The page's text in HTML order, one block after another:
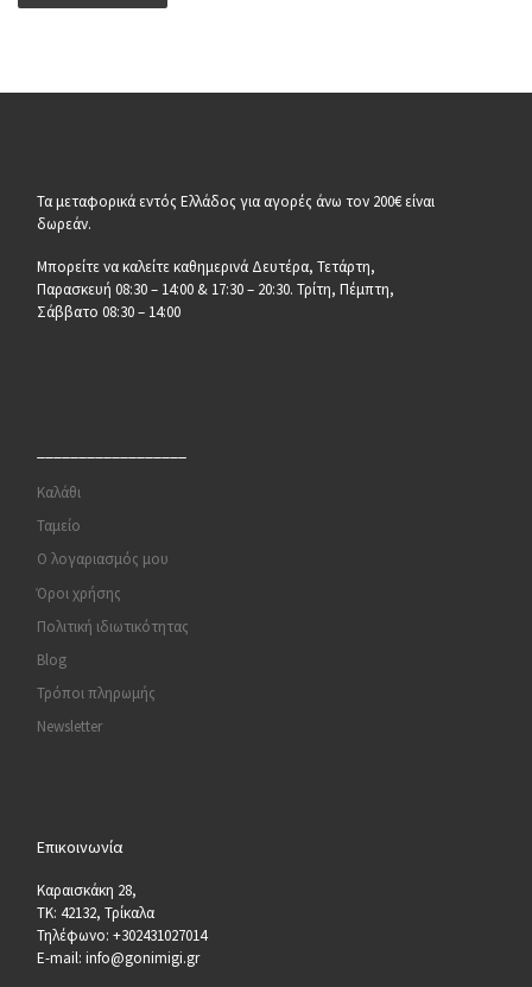
Τα μεταφορικά εντός Ελλάδος για αγορές άνω τον 200€ είναι
δωρεάν.
Μπορείτε να καλείτε καθημερινά Δευτέρα, Τετάρτη,
Παρασκευή 08:30 – 14:00 & 17:30 – 20:30. Τρίτη, Πέμπτη,
Σάββατο 08:30 – 14:00
Καλάθι
Ταμείο
Ο λογαριασμός μου
Όροι χρήσης
Πολιτική ιδιωτικότητας
Blog
Τρόποι πληρωμής
Newsletter
Επικοινωνία
Καραισκάκη 28,
ΤΚ: 42132, Τρίκαλα
Τηλέφωνο: +302431027014
E-mail: info@gonimigi.gr